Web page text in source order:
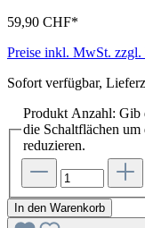
59,90 CHF*
Preise inkl. MwSt. zzgl.
Sofort verfügbar,
Produkt Anzahl: Gib
die Schaltflächen
reduzieren.
In den Warenkorb